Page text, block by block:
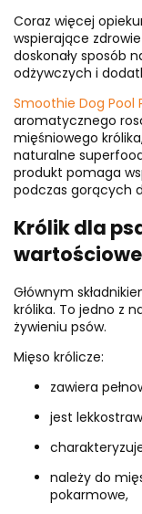
Coraz więcej
wspierające
doskonały sposób
odżywczych i
Smoothie Dog Pool
aromatycznego
mięśniowego
naturalne
produkt pomaga
podczas gorących
Królik dla
Głównym
królika. To jedno z
żywieniu psów.
Mięso królicze:
zawiera
jest
należy do
pokarmowe,